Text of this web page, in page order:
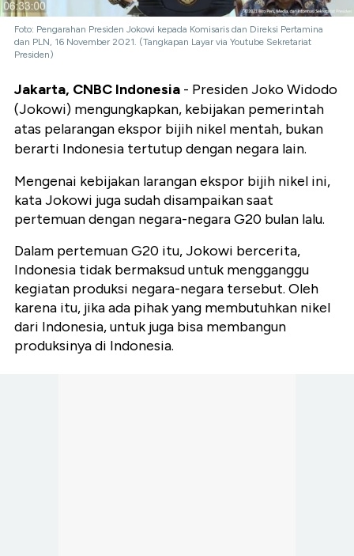
Foto: Pengarahan Presiden Jokowi kepada Komisaris dan Direksi Pertamina
dan PLN, 16 November 2021. (Tangkapan Layar via Youtube Sekretariat
Presiden)
Jakarta, CNBC Indonesia - Presiden Joko Widodo
(Jokowi) mengungkapkan, kebijakan pemerintah
atas pelarangan ekspor bijih nikel mentah, bukan
berarti Indonesia tertutup dengan negara lain.
Mengenai kebijakan larangan ekspor bijih nikel ini,
kata Jokowi juga sudah disampaikan saat
pertemuan dengan negara-negara G20 bulan lalu.
Dalam pertemuan G20 itu, Jokowi bercerita,
Indonesia tidak bermaksud untuk mengganggu
kegiatan produksi negara-negara tersebut. Oleh
karena itu, jika ada pihak yang membutuhkan nikel
dari Indonesia, untuk juga bisa membangun
produksinya di Indonesia.